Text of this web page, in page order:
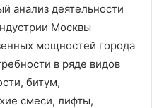
анализ деятельности
Москвы
мощностей города
в ряде видов
битум,
смеси, лифты,